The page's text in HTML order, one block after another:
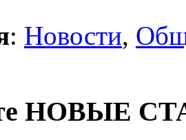
: Новости,
НОВЫЕ